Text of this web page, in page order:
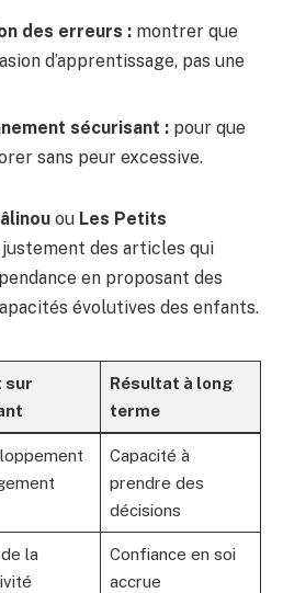
des erreurs : montrer que
d’apprentissage, pas une
sécurisant : pour que
sans peur excessive.
ou Les Petits
des articles qui
en proposant des
évolutives des enfants.
sur
Résultat à long
terme
Capacité à
prendre des
décisions
la
Confiance en soi
accrue